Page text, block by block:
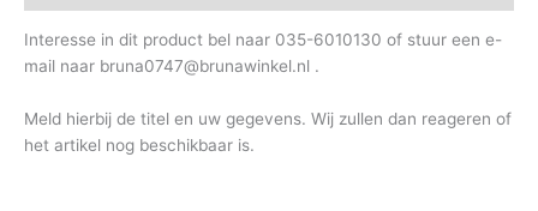
Interesse in dit product bel naar 035-6010130 of stuur een e-
mail naar bruna0747@brunawinkel.nl .
Meld hierbij de titel en uw gegevens. Wij zullen dan reageren of
het artikel nog beschikbaar is.